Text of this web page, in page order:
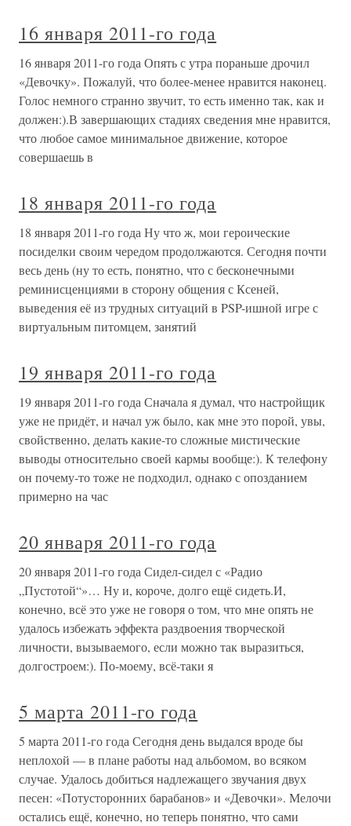
16 января 2011-го года
16 января 2011-го года Опять с утра пораньше дрочил
«Девочку». Пожалуй, что более-менее нравится наконец.
Голос немного странно звучит, то есть именно так, как и
должен:).В завершающих стадиях сведения мне нравится,
что любое самое минимальное движение, которое
совершаешь в
18 января 2011-го года
18 января 2011-го года Ну что ж, мои героические
посиделки своим чередом продолжаются. Сегодня почти
весь день (ну то есть, понятно, что с бесконечными
реминисценциями в сторону общения с Ксеней,
выведения её из трудных ситуаций в PSP-ишной игре с
виртуальным питомцем, занятий
19 января 2011-го года
19 января 2011-го года Сначала я думал, что настройщик
уже не придёт, и начал уж было, как мне это порой, увы,
свойственно, делать какие-то сложные мистические
выводы относительно своей кармы вообще:). К телефону
он почему-то тоже не подходил, однако с опозданием
примерно на час
20 января 2011-го года
20 января 2011-го года Сидел-сидел с «Радио
„Пустотой“»… Ну и, короче, долго ещё сидеть.И,
конечно, всё это уже не говоря о том, что мне опять не
удалось избежать эффекта раздвоения творческой
личности, вызываемого, если можно так выразиться,
долгостроем:). По-моему, всё-таки я
5 марта 2011-го года
5 марта 2011-го года Сегодня день выдался вроде бы
неплохой — в плане работы над альбомом, во всяком
случае. Удалось добиться надлежащего звучания двух
песен: «Потусторонних барабанов» и «Девочки». Мелочи
остались ещё, конечно, но теперь понятно, что сами